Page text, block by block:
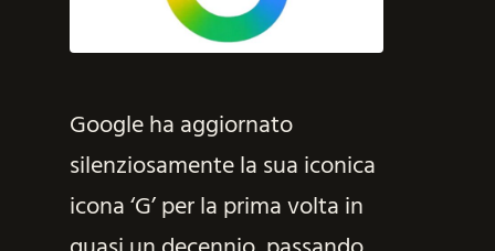
Google ha aggiornato
silenziosamente la sua iconica
icona ‘G’ per la prima volta in